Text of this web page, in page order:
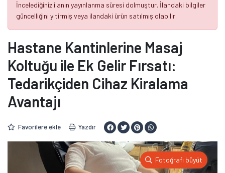
İncelediğiniz ilanın yayınlanma süresi dolmuştur. İlandaki bilgiler
güncelliğini yitirmiş veya ilandaki ürün satılmış olabilir.
Hastane Kantinlerine Masaj
Koltuğu ile Ek Gelir Fırsatı:
Tedarikçiden Cihaz Kiralama
Avantajı
Favorilere ekle Yazdır
Fotoğrafı büyüt